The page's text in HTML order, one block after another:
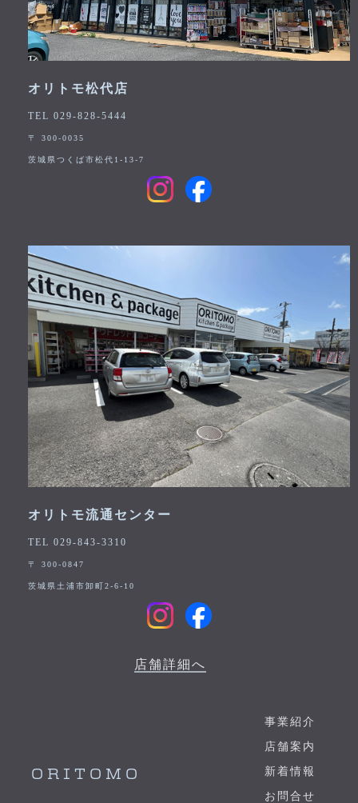
オリトモ松代店
TEL 029-828-5444
〒 300-0035
茨城県つくば市松代1-13-7
オリトモ流通センター
TEL 029-843-3310
〒 300-0847
茨城県土浦市卸町2-6-10
店舗詳細へ
ORITOMO
事業紹介
店舗案内
新着情報
お問合せ